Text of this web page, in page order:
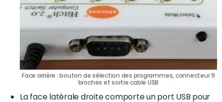
Face arrière : bouton de sélection des programmes, connecteur 9
broches et sortie cable USB
La face latérale droite comporte un port USB pour